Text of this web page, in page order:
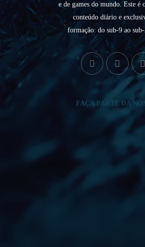
e de games do mundo. Este
conteúdo diário e
formação: do sub-9 ao
FAÇA PARTE DA